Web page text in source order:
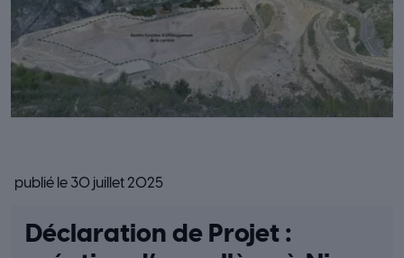
publié le 30 juillet 2025
Déclaration de Projet :